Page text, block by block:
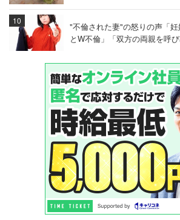
"不倫された妻"の怒りの声「
とW不倫」「双方の両親を呼